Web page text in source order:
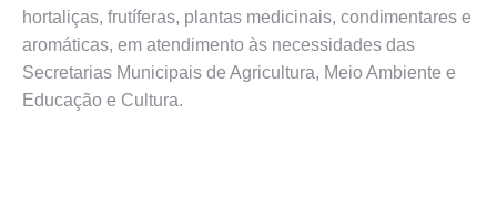
hortaliças, frutíferas, plantas medicinais, condimentares e
aromáticas, em atendimento às necessidades das
Secretarias Municipais de Agricultura, Meio Ambiente e
Educação e Cultura.